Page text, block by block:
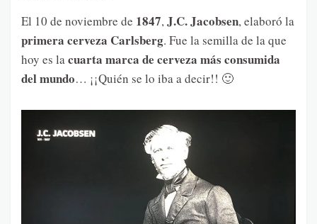
El 10 de noviembre de 1847,J.C. Jacobsen, elaboró la
primera cerveza Carlsberg. Fue la semilla de la que
hoy es lacuarta marca de cerveza más consumida
del mundo… ¡¡Quién se lo iba a decir!! 🙂